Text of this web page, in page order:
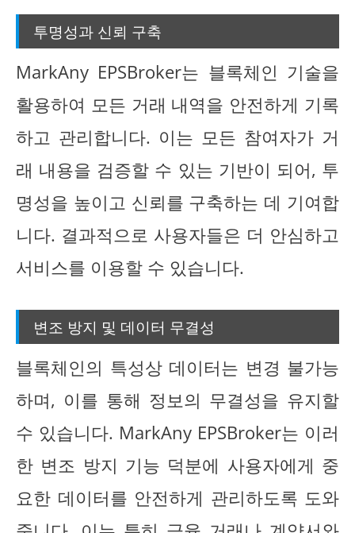
투명성과 신뢰 구축
MarkAny EPSBroker는 블록체인 기술을
활용하여 모든 거래 내역을 안전하게 기록
하고 관리합니다. 이는 모든 참여자가 거
래 내용을 검증할 수 있는 기반이 되어, 투
명성을 높이고 신뢰를 구축하는 데 기여합
니다. 결과적으로 사용자들은 더 안심하고
서비스를 이용할 수 있습니다.
변조 방지 및 데이터 무결성
블록체인의 특성상 데이터는 변경 불가능
하며, 이를 통해 정보의 무결성을 유지할
수 있습니다. MarkAny EPSBroker는 이러
한 변조 방지 기능 덕분에 사용자에게 중
요한 데이터를 안전하게 관리하도록 도와